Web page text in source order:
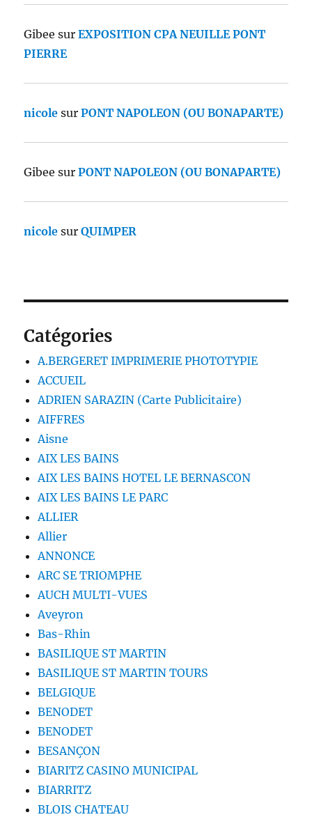
Gibee surEXPOSITION CPA NEUILLE PONT
PIERRE
nicole surPONT NAPOLEON (OU BONAPARTE)
Gibee surPONT NAPOLEON (OU BONAPARTE)
nicole surQUIMPER
Catégories
A.BERGERET IMPRIMERIE PHOTOTYPIE
ACCUEIL
ADRIEN SARAZIN (Carte Publicitaire)
AIFFRES
Aisne
AIX LES BAINS
AIX LES BAINS HOTEL LE BERNASCON
AIX LES BAINS LE PARC
ALLIER
Allier
ANNONCE
ARC SE TRIOMPHE
AUCH MULTI-VUES
Aveyron
Bas-Rhin
BASILIQUE ST MARTIN
BASILIQUE ST MARTIN TOURS
BELGIQUE
BENODET
BENODET
BESANÇON
BIARITZ CASINO MUNICIPAL
BIARRITZ
BLOIS CHATEAU